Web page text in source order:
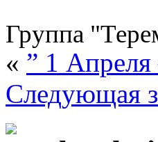
Группа
« ” 1
Следующая